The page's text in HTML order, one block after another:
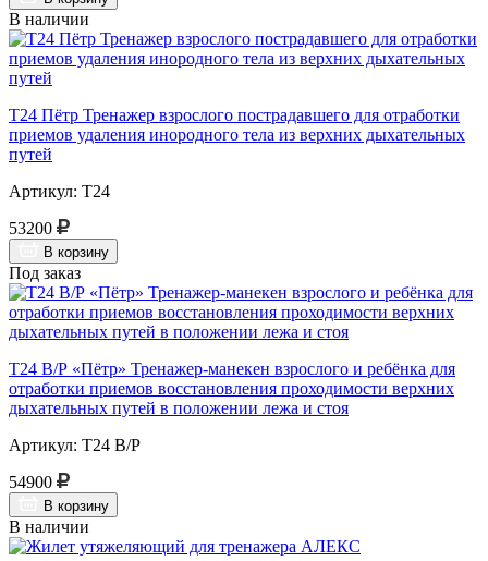
В наличии
Т24 Пётр Тренажер взрослого пострадавшего для отработки
приемов удаления инородного тела из верхних дыхательных
путей
Артикул: Т24
53200
В корзину
Под заказ
Т24 В/Р «Пётр» Тренажер-манекен взрослого и ребёнка для
отработки приемов восстановления проходимости верхних
дыхательных путей в положении лежа и стоя
Артикул: Т24 В/Р
54900
В корзину
В наличии